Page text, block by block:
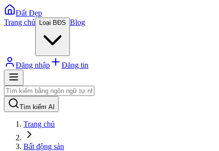
Đất Đẹp
Trang chủ
Loại BĐS Blog
Đăng nhập Đăng tin
Tìm kiếm AI
Trang chủ
Bất động sản